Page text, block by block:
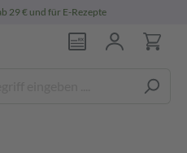
29 € und für E-Rezepte